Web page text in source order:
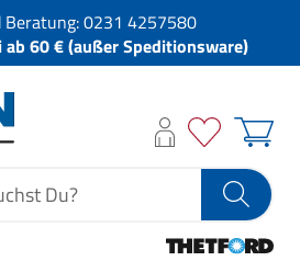
Beratung:0231 4257580
60 € (außer Speditionsware)